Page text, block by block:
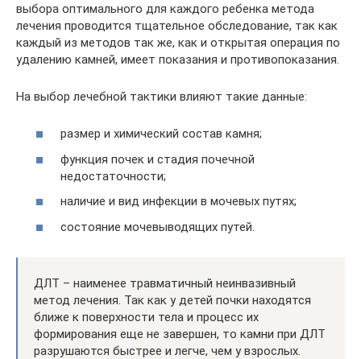
выбора оптимального для каждого ребенка метода
лечения проводится тщательное обследование, так как
каждый из методов так же, как и открытая операция по
удалению камней, имеет показания и противопоказания.
На выбор лечебной тактики влияют такие данные:
размер и химический состав камня;
функция почек и стадия почечной
недостаточности;
наличие и вид инфекции в мочевых путях;
состояние мочевыводящих путей.
ДЛТ – наименее травматичный неинвазивный
метод лечения. Так как у детей почки находятся
ближе к поверхности тела и процесс их
формирования еще не завершен, то камни при ДЛТ
разрушаются быстрее и легче, чем у взрослых.